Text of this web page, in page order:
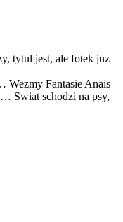
tytul jest, ale fotek juz
Wezmy Fantasie Anais
Swiat schodzi na psy,